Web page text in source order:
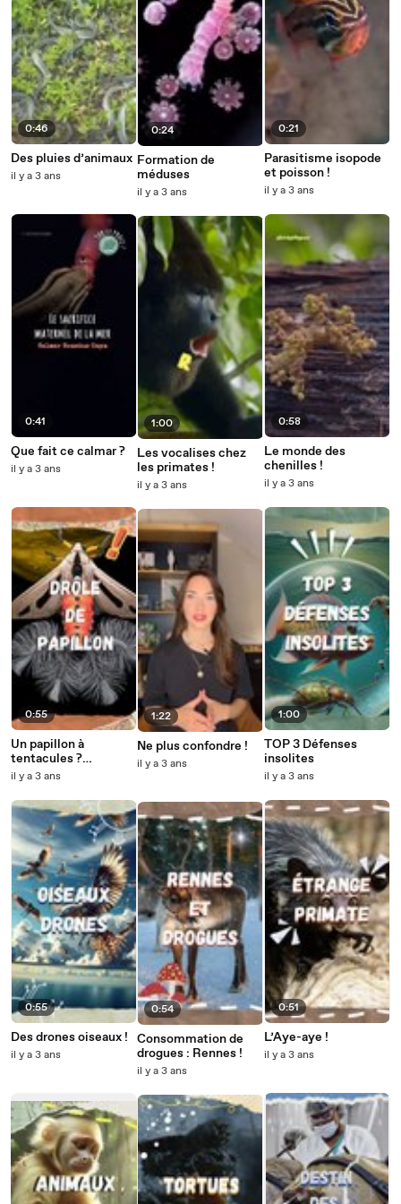
0:46
Des pluies d’animaux
il y a 3 ans
0:41
Que fait ce calmar ?
il y a 3 ans
0:55
Un papillon à
tentacules ?
Creatonotos gangis
il y a 3 ans
0:55
Des drones oiseaux !
il y a 3 ans
0:24
Formation de
méduses
il y a 3 ans
1:00
Les vocalises chez
les primates !
il y a 3 ans
1:22
Ne plus confondre !
il y a 3 ans
0:54
Consommation de
drogues : Rennes !
il y a 3 ans
0:21
Parasitisme isopode
et poisson !
il y a 3 ans
0:58
Le monde des
chenilles !
il y a 3 ans
1:00
TOP 3 Défenses
insolites
il y a 3 ans
0:51
L’Aye-aye !
il y a 3 ans